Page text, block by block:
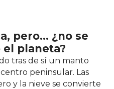
pero… ¿no se
planeta?
tras de sí un manto
peninsular. Las
y la nieve se convierte